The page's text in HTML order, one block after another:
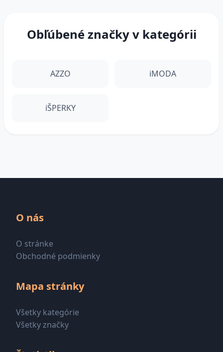
Obľúbené značky v kategórii
AZZO iMODA
iŠPERKY
O nás
O stránke
Obchodné podmienky
Mapa stránky
Všetky kategórie
Všetky značky